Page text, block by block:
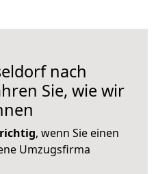
nach
Sie, wie wir
, wenn Sie einen
Umzugsfirma